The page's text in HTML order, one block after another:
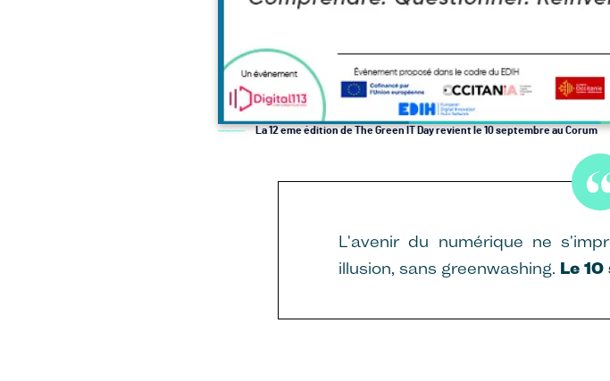
La 12 eme édition de The Green IT Day revient le 10 septembre au Corum
L'avenir du numérique ne
illusion, sans greenwashing. Le